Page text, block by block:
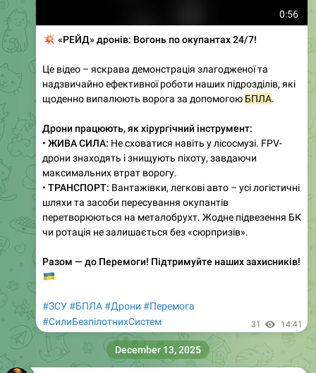
0:56
«РЕЙД» дронів: Вогонь по окупантах 24/7!
Це відео – яскрава демонстрація злагодженої та
надзвичайно ефективної роботи наших підрозділів, які
щоденно випалюють ворога за допомогою БПЛА.
Дрони працюють, як хірургічний інструмент:
• ЖИВА СИЛА: Не сховатися навіть у лісосмузі. FPV-
дрони знаходять і знищують піхоту, завдаючи
максимальних втрат ворогу.
• ТРАНСПОРТ: Вантажівки, легкові авто – усі логістичні
шляхи та засоби пересування окупантів
перетворюються на металобрухт. Жодне підвезення БК
чи ротація не залишається без «сюрпризів».
Разом — до Перемоги! Підтримуйте наших захисників!
#ЗСУ#БПЛА#Дрони #Перемога
#СилиБезпілотнихСистем
31 14:41
December 13, 2025